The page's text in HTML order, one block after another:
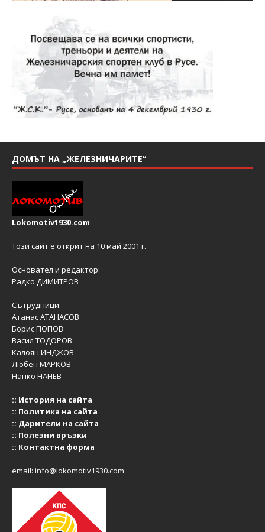
ДОМЪТ НА „ЖЕЛЕЗНИЧАРИТЕ“
Lokomotiv1930.com
Този сайт е открит на 10 май 2001 г.
Основател и редактор:
Радко ДИМИТРОВ
Сътрудници:
Атанас АТАНАСОВ
Борис ПОПОВ
Васил ТОДОРОВ
Калоян ИНДЖОВ
Любен МАРКОВ
Нанко НАНЕВ
:: История на сайта
:: Политика на сайта
:: Дарители на сайта
:: Полезни връзки
:: Контактна форма
email: info@lokomotiv1930.com